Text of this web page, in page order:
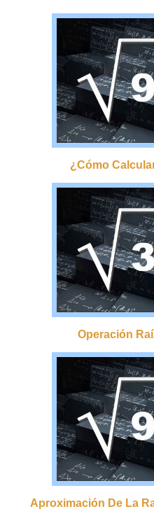
¿cómo
Operación
Aproximación De La